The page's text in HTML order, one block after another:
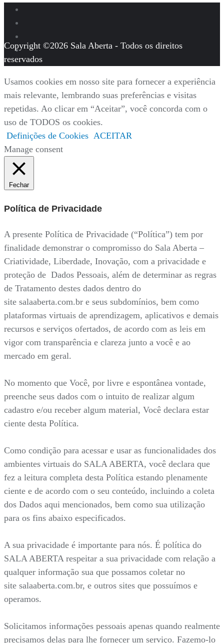
Copyright ©2026 Sala Aberta - Todos os direitos
reservados
Usamos cookies em nosso site para fornecer a experiência
mais relevante, lembrando suas preferências e visitas
repetidas. Ao clicar em “Aceitar”, você concorda com o
uso de TODOS os cookies.
Definições de Cookies ACEITAR
Manage consent
Fechar
Política de Privacidade
A presente Política de Privacidade (“Política”) tem por
finalidade demonstrar o compromisso do Sala Aberta –
Criatividade, Liberdade, Inovação, com a privacidade e
proteção de Dados Pessoais, além de determinar as regras
de Tratamento destes dados dentro do
site salaaberta.com.br e seus subdomínios, bem como
plataformas virtuais de aprendizagem, aplicativos e demais
recursos e serviços ofertados, de acordo com as leis em
vigor com transparência e clareza junto a você e ao
mercado em geral.
No momento que Você, por livre e espontânea vontade,
preenche seus dados com o intuito de realizar algum
cadastro e/ou receber algum material, Você declara estar
ciente desta Política.
Como condição para acessar e usar as funcionalidades dos
ambientes virtuais do SALA ABERTA, você declara que
fez a leitura completa desta Política estando plenamente
ciente e de acordo com o seu conteúdo, incluindo a coleta
dos Dados aqui mencionados, bem como sua utilização
para os fins abaixo especificados.
A sua privacidade é importante para nós. É política do
SALA ABERTA respeitar a sua privacidade com relação a
qualquer informação sua que possamos coletar no
site salaaberta.com.br, e outros sites que possuímos e
operamos.
Solicitamos informações pessoais apenas quando realmente
precisamos delas para lhe fornecer um serviço. Fazemo-lo